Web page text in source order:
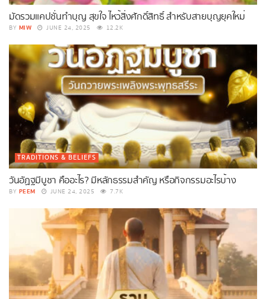
มัดรวมแคปชั่นทำบุญ สุขใจ ไหว้สิ่งศักดิ์สิทธิ์ สำหรับสายบุญยุคใหม่
BY MIW JUNE 24, 2025 12.2K
TRADITIONS & BELIEFS
วันอัฏฐมีบูชา คืออะไร? มีหลักธรรมสำคัญ หรือกิจกรรมอะไรบ้าง
BY PEEM JUNE 24, 2025 7.7K